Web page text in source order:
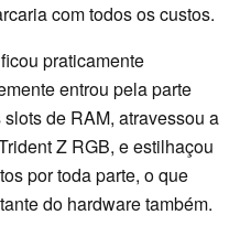
com todos os custos.
praticamente
entrou pela parte
de RAM, atravessou a
Z RGB, e estilhaçou
por toda parte, o que
do hardware também.